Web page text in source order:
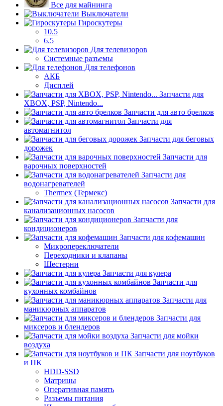
Все для майнинга
Выключатели
Гироскутеры
10.5
6.5
Для телевизоров
Системные разъемы
Для телефонов
АКБ
Дисплей
Запчасти для
XBOX, PSP, Nintendo...
Запчасти для авто брелков
Запчасти для
автомагнитол
Запчасти для беговых
дорожек
Запчасти для
варочных поверхностей
Запчасти для
водонагревателей
Thermex (Термекс)
Запчасти для
канализационных насосов
Запчасти для
кондиционеров
Запчасти для кофемашин
Микропереключатели
Переходники и клапаны
Шестерни
Запчасти для кулера
Запчасти для
кухонных комбайнов
Запчасти для
маникюрных аппаратов
Запчасти для
миксеров и блендеров
Запчасти для мойки
воздуха
Запчасти для ноутбуков
и ПК
HDD-SSD
Матрицы
Оперативная память
Разъемы питания